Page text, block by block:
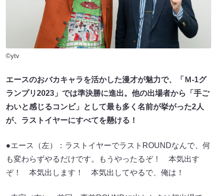
©ytv
エースのおバカキャラを活かした漫才が魅力で、「Ｍ-1グ
ランプリ2023」では準決勝に進出。他の出場者から「手ご
わいと感じるコンビ」として最も多く名前が挙がった2人
が、ラストイヤーにすべてを懸ける！
●エース（左）：ラストイヤーでラストROUNDなんで、何
も変わらずやるだけです。もうやったるぞ！ 本気出す
ぞ！ 本気出します！ 本気出してやるで、俺は！